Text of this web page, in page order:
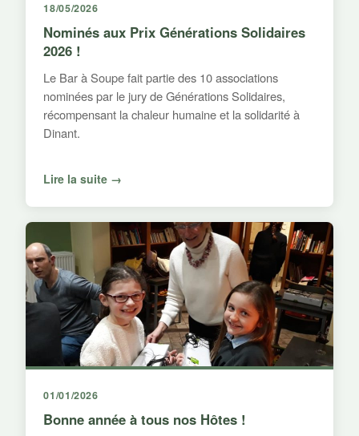
18/05/2026
Nominés aux Prix Générations Solidaires
2026 !
Le Bar à Soupe fait partie des 10 associations
nominées par le jury de Générations Solidaires,
récompensant la chaleur humaine et la solidarité à
Dinant.
Lire la suite →
01/01/2026
Bonne année à tous nos Hôtes !